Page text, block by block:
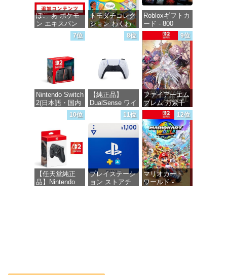
ぽこ あ ポケモ
ン エキスパン
ションパス|オン
ラインコード版
価格：¥4,400
トモダチコレク
ション わくわ
く生活 -Switch
Robloxギフトカ
ード - 800
Robux 【限定バ
ーチャルアイテ
ムを含む】
【オンラインゲ
ームコード】
ロブロックス |
オンラインコー
ド版
価格：¥1,300
7位
Nintendo Switch
2(日本語・国内
8位
【純正品】
DualSense ワイ
ヤレスコントロ
ーラー(CFI-
ZCT2J)
価格：¥10,737
9位
ファイアーエム
ブレム 万紫千
紅 -Switch2
価格：¥8,979
10位
【任天堂純正
品】Nintendo
11位
プレイステーシ
ョン ストアチ
12位
マリオカート
ワールド -